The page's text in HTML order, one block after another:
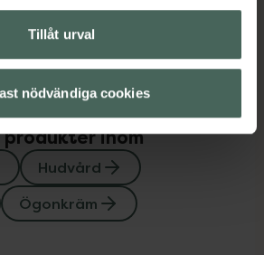
Tillåt urval
nödvändiga cookies
inom
Hudvård
Ögonkräm